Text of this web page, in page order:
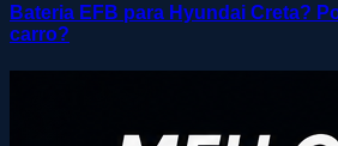
Bateria EFB para Hyundai Creta?
carro?